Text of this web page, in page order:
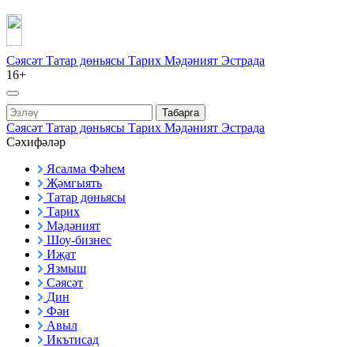
Сәясәт Татар дөньясы Тарих Мәдәният Эстрада
16+
Табарга
Сәясәт Татар дөньясы Тарих Мәдәният Эстрада
Сәхифәләр
Ясалма Фәһем
Җәмгыять
Татар дөньясы
Тарих
Мәдәният
Шоу-бизнес
Иҗат
Язмыш
Сәясәт
Дин
Фән
Авыл
Икътисад